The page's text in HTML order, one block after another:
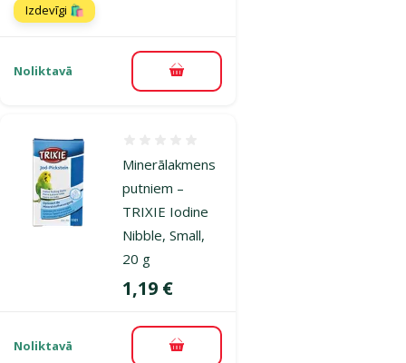
Izdevīgi 🛍️
Noliktavā Pievienot grozam
Minerālakmens
putniem –
TRIXIE Iodine
Nibble, Small,
20 g
Cena
1,19 €
Noliktavā Pievienot grozam